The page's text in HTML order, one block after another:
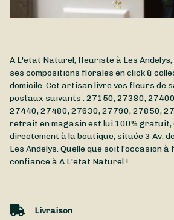
A L'etat Naturel, fleuriste à Les
ses compositions florales en click &
domicile. Cet artisan livre vos fleurs de
postaux suivants : 27150, 27380,
27440, 27480, 27630, 27790, 27850,
retrait en magasin est lui 100% gratuit,
directement à la boutique, située3 Av.
Les Andelys. Quelle que soit l’occasion
confiance à A L'etat Naturel !
Livraison